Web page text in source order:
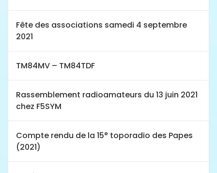
Fête des associations samedi 4 septembre
2021
TM84MV – TM84TDF
Rassemblement radioamateurs du 13 juin 2021
chez F5SYM
Compte rendu de la 15° toporadio des Papes
(2021)